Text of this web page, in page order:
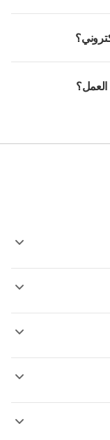
العمل؟